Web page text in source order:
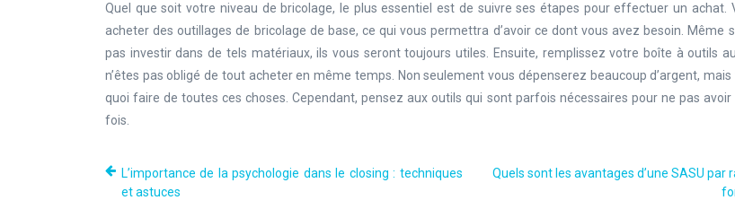
Quel que soit votre niveau de bricolage, le plus essentiel est de suivre ses étapes pour effectuer un achat.
acheter des outillages de bricolage de base, ce qui vous permettra d’avoir ce dont vous avez besoin. Même
pas investir dans de tels matériaux, ils vous seront toujours utiles. Ensuite, remplissez votre boîte à outils
n’êtes pas obligé de tout acheter en même temps. Non seulement vous dépenserez beaucoup d’argent,
quoi faire de toutes ces choses. Cependant, pensez aux outils qui sont parfois nécessaires pour ne pas
fois.
L’importance de la psychologie dans le closing : techniques
et astuces
Quels sont les avantages d’une SASU par